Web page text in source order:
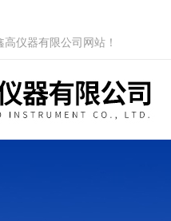
仪器有限公司网站！